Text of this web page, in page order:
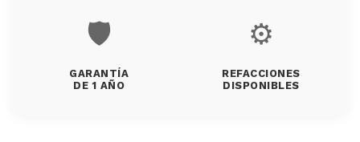
🛡️
GARANTÍA
DE 1 AÑO
⚙️
REFACCIONES
DISPONIBLES